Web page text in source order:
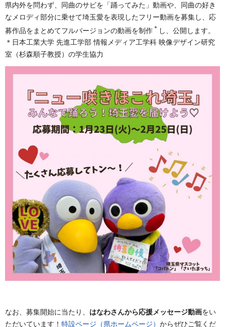
県内外を問わず、同曲のサビを「踊ってみた」動画や、同曲の好き
なメロディ部分に乗せて埼玉愛を表現したフリー動画を募集し、応
募作品をまとめてフルバージョンの動画を制作 ＊ し、公開します。
＊日本工業大学 先進工学部 情報メディア工学科 映像デザイン研究
室（杉森順子教授）の学生協力
なお、募集開始に当たり、 はなわさんから応援メッセージ動画をい
ただいています！ 特設ページ（県ホームページ） からぜひご覧くだ